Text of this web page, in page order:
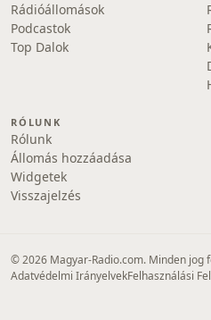
Rádióállomások
Podcastok
Top Dalok
RÓLUNK
Rólunk
Állomás hozzáadása
Widgetek
Visszajelzés
© 2026 Magyar-Radio.com. Minden jog
Adatvédelmi IrányelvekFelhasználási